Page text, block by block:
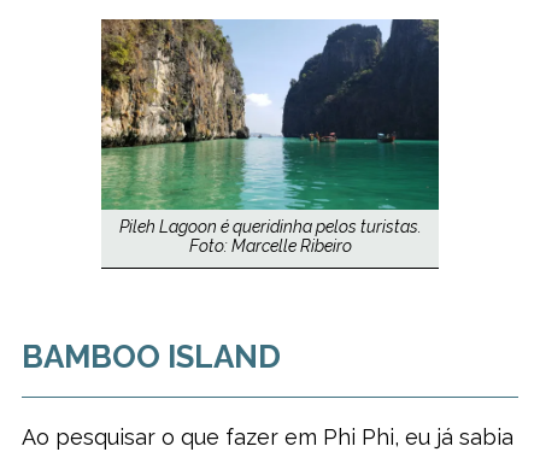
Pileh Lagoon é queridinha pelos turistas.
Foto: Marcelle Ribeiro
BAMBOO ISLAND
Ao pesquisar o que fazer em Phi Phi, eu já sabia